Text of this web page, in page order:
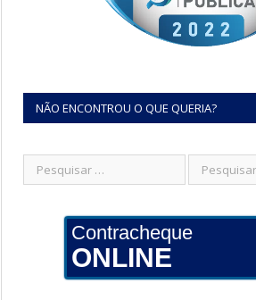
NÃO ENCONTROU O QUE QUERIA?
Contracheque
ONLINE